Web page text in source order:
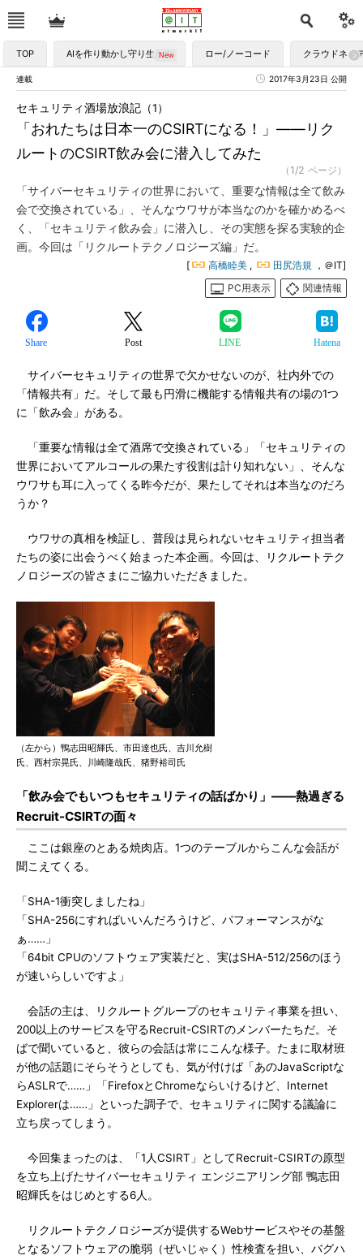
TOP AIを作り動かし守り生かす ロー/ノーコード クラウドネイ
連載 2017年3月23日 公開
「おれたちは日本一のCSIRTになる！」――リク
ルートのCSIRT飲み会に潜入してみた
セキュリティ酒場放浪記（1）
（1/2 ページ）
「サイバーセキュリティの世界において、重要な情報は全て飲み
会で交換されている」、そんなウワサが本当なのかを確かめるべ
く、「セキュリティ飲み会」に潜入し、その実態を探る実験的企
画。今回は「リクルートテクノロジーズ編」だ。
[ 高橋睦美 , 田尻浩規 ，＠IT]
PC用表示
関連情報
Share Post LINE Hatena
サイバーセキュリティの世界で欠かせないのが、社内外での
「情報共有」だ。そして最も円滑に機能する情報共有の場の1つ
に「飲み会」がある。
「重要な情報は全て酒席で交換されている」「セキュリティの
世界においてアルコールの果たす役割は計り知れない」、そんな
ウワサも耳に入ってくる昨今だが、果たしてそれは本当なのだろ
うか？
ウワサの真相を検証し、普段は見られないセキュリティ担当者
たちの姿に出会うべく始まった本企画。今回は、リクルートテク
ノロジーズの皆さまにご協力いただきました。
（左から）鴨志田昭輝氏、市田達也氏、吉川允樹
氏、西村宗晃氏、川崎隆哉氏、猪野裕司氏
「飲み会でもいつもセキュリティの話ばかり」――熱過ぎる
Recruit-CSIRTの面々
ここは銀座のとある焼肉店。1つのテーブルからこんな会話が
聞こえてくる。
「SHA-1衝突しましたね」
「SHA-256にすればいいんだろうけど、パフォーマンスがな
ぁ……」
「64bit CPUのソフトウェア実装だと、実はSHA-512/256のほう
が速いらしいですよ」
会話の主は、リクルートグループのセキュリティ事業を担い、
200以上のサービスを守るRecruit-CSIRTのメンバーたちだ。そ
ばで聞いていると、彼らの会話は常にこんな様子。たまに取材班
が他の話題にそらそうとしても、気が付けば「あのJavaScriptな
らASLRで……」「FirefoxとChromeならいけるけど、Internet
Explorerは……」といった調子で、セキュリティに関する議論に
立ち戻ってしまう。
今回集まったのは、「1人CSIRT」としてRecruit-CSIRTの原型
を立ち上げたサイバーセキュリティ エンジニアリング部 鴨志田
昭輝氏をはじめとする6人。
リクルートテクノロジーズが提供するWebサービスやその基盤
となるソフトウェアの脆弱（ぜいじゃく）性検査を担い、バグハ